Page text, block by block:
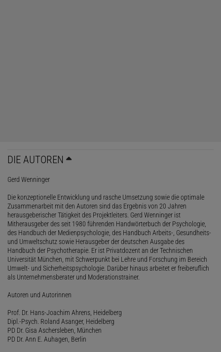
DIE AUTOREN
Gerd Wenninger
Die konzeptionelle Entwicklung und rasche Umsetzung sowie die optimale
Zusammenarbeit mit den Autoren sind das Ergebnis von 20 Jahren
herausgeberischer Tätigkeit des Projektleiters. Gerd Wenninger ist
Mitherausgeber des seit 1980 führenden Handwörterbuch der Psychologie,
des Handbuch der Medienpsychologie, des Handbuch Arbeits-, Gesundheits-
und Umweltschutz sowie Herausgeber der deutschen Ausgabe des
Handbuch der Psychotherapie. Er ist Privatdozent an der Technischen
Universität München, mit Schwerpunkt bei Lehre und Forschung im Bereich
Umwelt- und Sicherheitspsychologie. Darüber hinaus arbeitet er freiberuflich
als Unternehmensberater und Moderationstrainer.
Autoren und Autorinnen
Prof. Dr. Hans-Joachim Ahrens, Heidelberg
Dipl.-Psych. Roland Asanger, Heidelberg
PD Dr. Gisa Aschersleben, München
PD Dr. Ann E. Auhagen, Berlin